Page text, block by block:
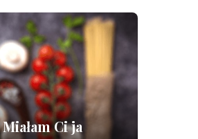
Miałam Ci ja